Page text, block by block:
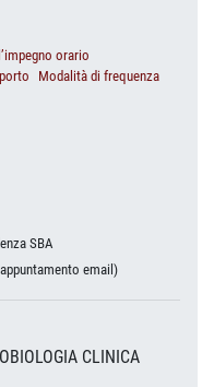
orario
Modalità di frequenza
SBA
email)
CLINICA